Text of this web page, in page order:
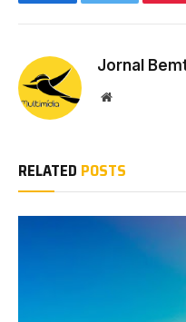
Jornal
Website
RELATED POSTS